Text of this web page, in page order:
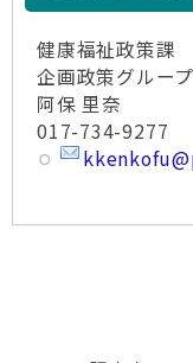
健康福祉政策課
企画政策グループ
阿保 里奈
017-734-9277